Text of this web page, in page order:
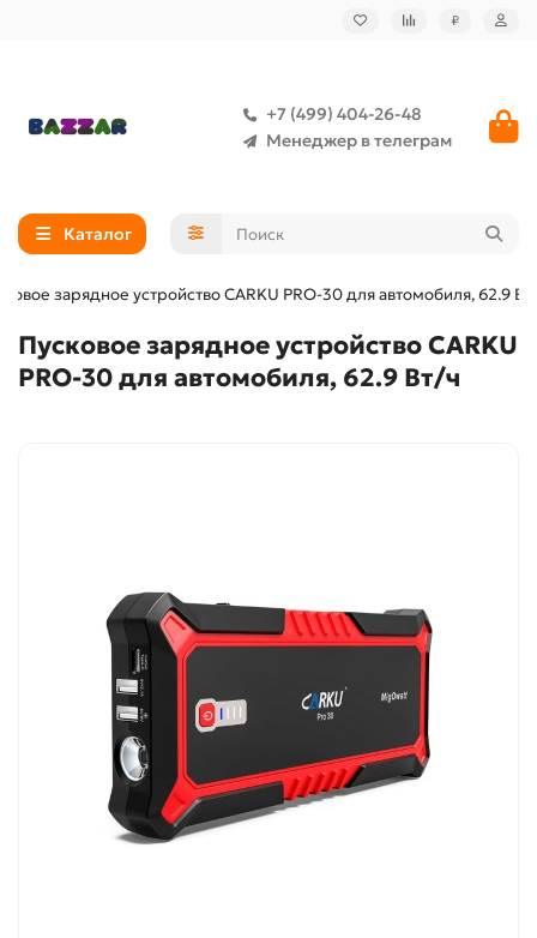
₽
+7 (499) 404-26-48
Менеджер в телеграм
Каталог
зарядное устройство CARKU PRO-30 для автомобиля, 62.9
Пусковое зарядное устройство CARKU
PRO-30 для автомобиля, 62.9 Вт/ч